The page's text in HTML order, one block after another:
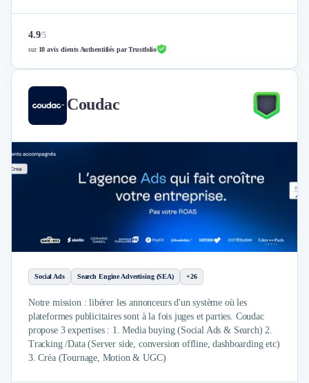
4.9/5
sur 18 avis clients Authentifiés par Trustfolio
Coudac
Social Ads Search Engine Advertising (SEA) +26
Notre mission : libérer les annonceurs d'un système où les
plateformes publicitaires sont à la fois juges et parties. Coudac
propose 3 expertises : 1. Media buying (Social Ads & Search) 2.
Tracking /Data (Server side, conversion offline, dashboarding etc)
3. Créa (Tournage, Motion & UGC)